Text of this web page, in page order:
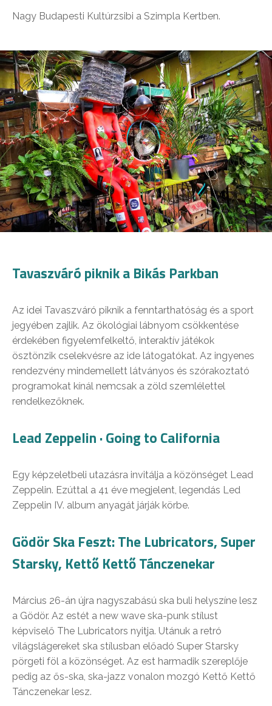
Nagy Budapesti Kultúrzsibi a Szimpla Kertben.
Tavaszváró piknik a Bikás Parkban
Az idei Tavaszváró piknik a fenntarthatóság és a sport
jegyében zajlik. Az ökológiai lábnyom csökkentése
érdekében figyelemfelkeltő, interaktív játékok
ösztönzik cselekvésre az ide látogatókat. Az ingyenes
rendezvény mindemellett látványos és szórakoztató
programokat kínál nemcsak a zöld szemlélettel
rendelkezőknek.
Lead Zeppelin · Going to California
Egy képzeletbeli utazásra invitálja a közönséget Lead
Zeppelin. Ezúttal a 41 éve megjelent, legendás Led
Zeppelin IV. album anyagát járják körbe.
Gödör Ska Feszt: The Lubricators, Super
Starsky, Kettő Kettő Tánczenekar
Március 26-án újra nagyszabású ska buli helyszíne lesz
a Gödör. Az estét a new wave ska-punk stílust
képviselő The Lubricators nyitja. Utánuk a retró
világslágereket ska stílusban előadó Super Starsky
pörgeti föl a közönséget. Az est harmadik szereplője
pedig az ős-ska, ska-jazz vonalon mozgó Kettő Kettő
Tánczenekar lesz.